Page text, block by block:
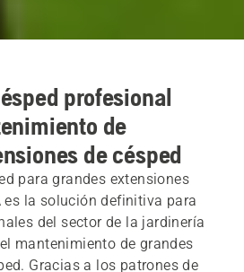
profesional
de
de césped
para grandes extensiones
es la solución definitiva para
del sector de la jardinería
mantenimiento de grandes
Gracias a los patrones de